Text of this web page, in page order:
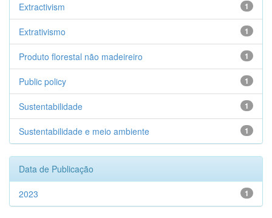
1
Extractivism
1
Extrativismo
1
Produto florestal não madeireiro
1
Public policy
1
Sustentabilidade
1
Sustentabilidade e meio ambiente
Data de Publicação
1
2023